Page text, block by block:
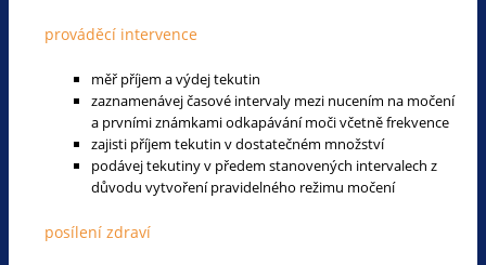
prováděcí intervence
měř příjem a výdej tekutin
zaznamenávej časové intervaly mezi nucením na močení
a prvními známkami odkapávání moči včetně frekvence
zajisti příjem tekutin v dostatečném množství
podávej tekutiny v předem stanovených intervalech z
důvodu vytvoření pravidelného režimu močení
posílení zdraví